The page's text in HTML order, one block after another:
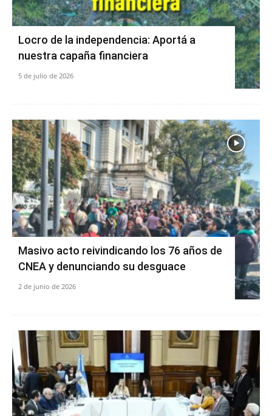
Locro de la independencia: Aportá a
nuestra capaña financiera
5 de julio de 2026
Masivo acto reivindicando los 76 años de
CNEA y denunciando su desguace
2 de junio de 2026